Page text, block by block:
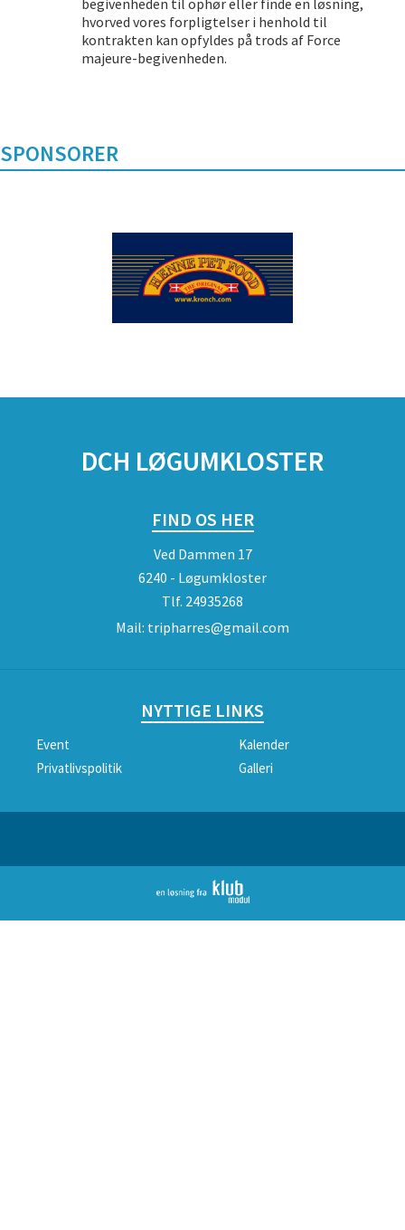
begivenheden til ophør eller finde en løsning,
hvorved vores forpligtelser i henhold til
kontrakten kan opfyldes på trods af Force
majeure-begivenheden.
SPONSORER
DCH LØGUMKLOSTER
FIND OS HER
Ved Dammen 17
6240 - Løgumkloster
Tlf. 24935268
Mail: tripharres@gmail.com
NYTTIGE LINKS
Event
Kalender
Privatlivspolitik
Galleri